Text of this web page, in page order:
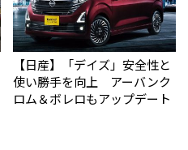
【日産】「デイズ」安全性と
使い勝手を向上 アーバンク
ロム＆ボレロもアップデート